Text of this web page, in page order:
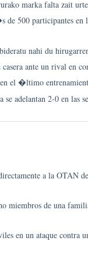
marka falta zait
de 500 participantes en
nahi du
ante un rival en
el �ltimo
adelantan 2-0 en las
a la OTAN
miembros de una
en un ataque contra